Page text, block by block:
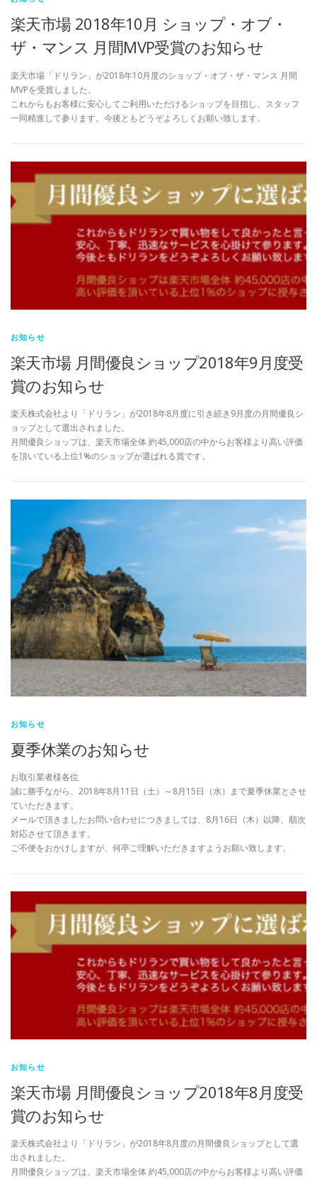
楽天市場 2018年10月 ショップ・オブ・
ザ・マンス 月間MVP受賞のお知らせ
楽天市場「ドリラン」が2018年10月度のショップ・オブ・ザ・マンス 月間
MVPを受賞しました。
これからもお客様に安心してご利用いただけるショップを目指し、スタッフ
一同精進して参ります。今後ともどうぞよろしくお願い致します。
お知らせ
楽天市場 月間優良ショップ2018年9月度受
賞のお知らせ
楽天株式会社より「ドリラン」が2018年8月度に引き続き9月度の月間優良シ
ョップとして選出されました。
月間優良ショップは、楽天市場全体 約45,000店の中からお客様より高い評価
を頂いている上位1%のショップが選ばれる賞です。
お知らせ
夏季休業のお知らせ
お取引業者様各位
誠に勝手ながら、2018年8月11日（土）～8月15日（水）まで夏季休業とさせ
ていただきます。
メールで頂きましたお問い合わせにつきましては、8月16日（木）以降、順次
対応させて頂きます。
ご不便をおかけしますが、何卒ご理解いただきますようお願い致します。
お知らせ
楽天市場 月間優良ショップ2018年8月度受
賞のお知らせ
楽天株式会社より「ドリラン」が2018年8月度の月間優良ショップとして選
出されました。
月間優良ショップは、楽天市場全体 約45,000店の中からお客様より高い評価